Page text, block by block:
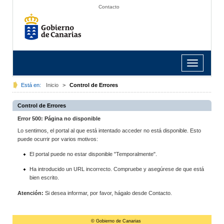
Contacto
Toggle
navigation
Está en: Inicio > Control de Errores
Control de Errores
Error 500: Página no disponible
Lo sentimos, el portal al que está intentado acceder no está disponible. Esto
puede ocurrir por varios motivos:
El portal puede no estar disponible "Temporalmente".
Ha introducido un URL incorrecto. Compruebe y asegúrese de que está
bien escrito.
Atención: Si desea informar, por favor, hágalo desde Contacto.
© Gobierno de Canarias